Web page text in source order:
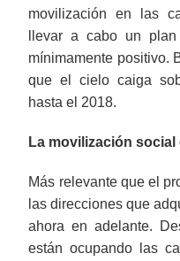
movilización en las
llevar a cabo un
mínimamente positivo.
que el cielo caiga
hasta el 2018.
La movilización
Más relevante que el
las direcciones que
ahora en adelante.
están ocupando las